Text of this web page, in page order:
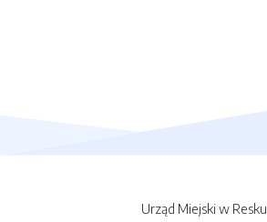
Urząd Miejski w Resku